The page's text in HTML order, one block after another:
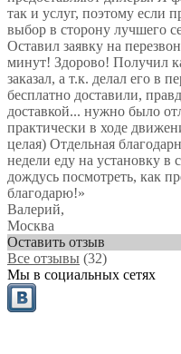
так и услуг, поэтому если
выбор в сторону лучшего
Оставил заявку на
минут! Здорово! Получил
заказал, а т.к. делал его в
бесплатно доставили,
доставкой... нужно было
практически в ходе
целая) Отдельная
недели еду на установку
дождусь посмотреть, как
благодарю!»
Валерий,
Москва
Оставить отзыв
Все отзывы (32)
Мы в социальных сетях